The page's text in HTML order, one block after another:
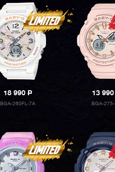
18 990 P
BGA-260FL-7A
13
BGA-